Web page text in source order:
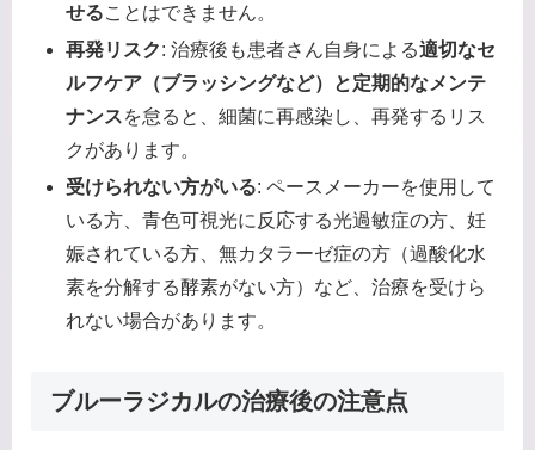
せることはできません。
再発リスク: 治療後も患者さん自身による適切なセ
ルフケア（ブラッシングなど）と定期的なメンテ
ナンスを怠ると、細菌に再感染し、再発するリス
クがあります。
受けられない方がいる: ペースメーカーを使用して
いる方、青色可視光に反応する光過敏症の方、妊
娠されている方、無カタラーゼ症の方（過酸化水
素を分解する酵素がない方）など、治療を受けら
れない場合があります。
ブルーラジカルの治療後の注意点